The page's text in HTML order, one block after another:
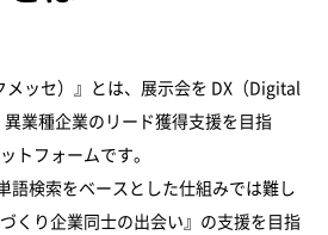
ッセ）』とは、展示会を DX（Digital
業種企業のリード獲得支援を目指
トフォームです。
検索をベースとした仕組みでは難し
くり企業同士の出会い』の支援を目指